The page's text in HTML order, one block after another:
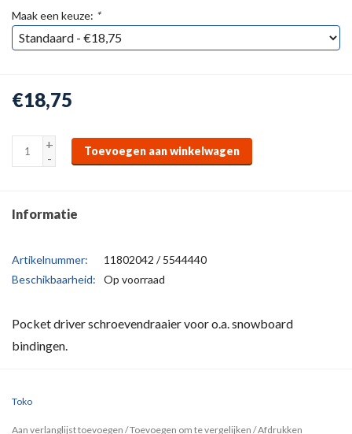
Maak een keuze: *
€18,75
+
-
Toevoegen aan winkelwagen
Informatie
Artikelnummer:
11802042 / 5544440
Beschikbaarheid:
Op voorraad
Pocket driver schroevendraaier voor o.a. snowboard
bindingen.
Toko
Aan verlanglijst toevoegen /Toevoegen om te vergelijken /Afdrukken